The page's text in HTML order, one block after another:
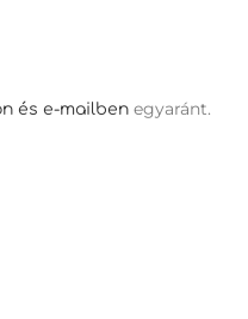
és e-mailben egyaránt.